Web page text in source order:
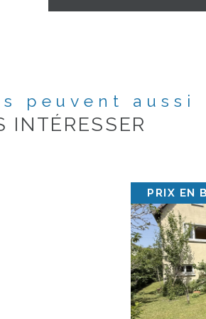
peuvent aussi
INTÉRESSER
PRIX EN